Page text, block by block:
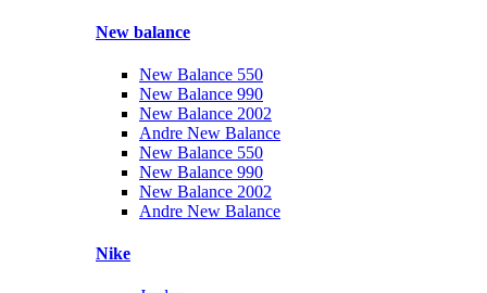
New balance
New Balance 550
New Balance 990
New Balance 2002
Andre New Balance
New Balance 550
New Balance 990
New Balance 2002
Andre New Balance
Nike